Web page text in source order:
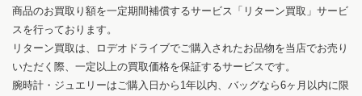
商品のお買取り額を一定期間補償するサービス「リターン買取」サービ
スを行っております。
リターン買取は、ロデオドライブでご購入されたお品物を当店でお売り
いただく際、一定以上の買取価格を保証するサービスです。
腕時計・ジュエリーはご購入日から1年以内、バッグなら6ヶ月以内に限